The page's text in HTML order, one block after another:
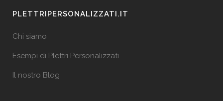
PLETTRIPERSONALIZZATI.IT
Chi siamo
Esempi di Plettri Personalizzati
Il nostro Blog